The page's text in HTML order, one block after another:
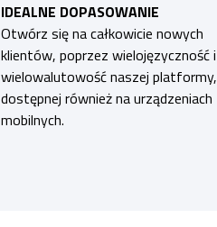
IDEALNE DOPASOWANIE
Otwórz się na całkowicie nowych
klientów, poprzez wielojęzyczność i
wielowalutowość naszej platformy,
dostępnej również na urządzeniach
mobilnych.